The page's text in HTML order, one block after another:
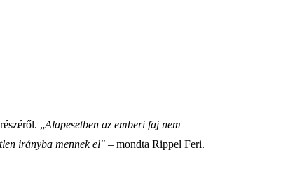
„Alapesetben az emberi faj nem
irányba mennek el" – mondta Rippel Feri.